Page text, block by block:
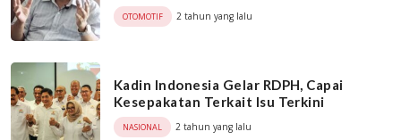
OTOMOTIF 2 tahun yang lalu
Kadin Indonesia Gelar RDPH, Capai
Kesepakatan Terkait Isu Terkini
NASIONAL 2 tahun yang lalu